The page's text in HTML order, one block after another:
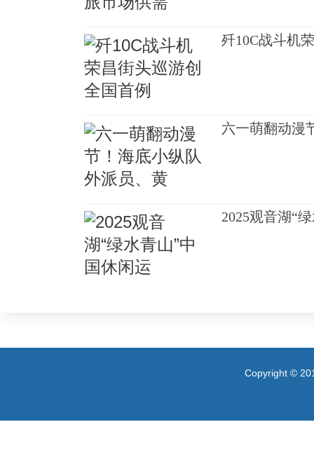
歼10C战斗机
六一萌翻动漫
2025观音湖“
Copyright ©